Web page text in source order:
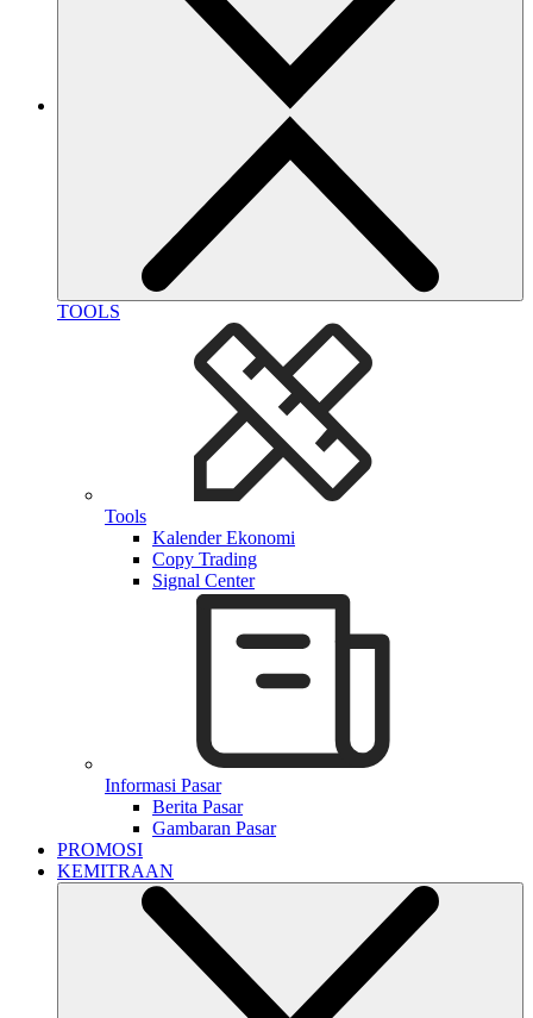
TOOLS
Tools
Kalender Ekonomi
Copy Trading
Signal Center
Informasi Pasar
Berita Pasar
Gambaran Pasar
PROMOSI
KEMITRAAN